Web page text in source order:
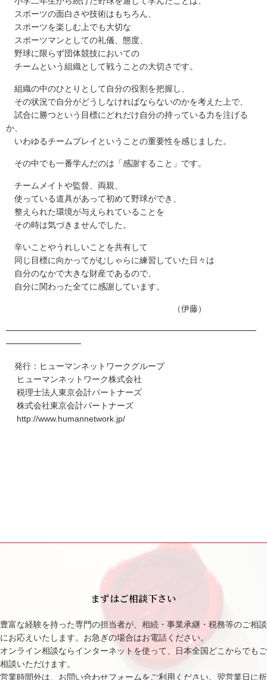
スポーツの面白さや技術はもちろん、
スポーツを楽しむ上でも大切な
スポーツマンとしての礼儀、態度、
野球に限らず団体競技においての
チームという組織として戦うことの大切さです。
組織の中のひとりとして自分の役割を把握し、
その状況で自分がどうしなければならないのかを考えた上で、
試合に勝つという目標にどれだけ自分の持っている力を注げる
か、
いわゆるチームプレイということの重要性を感じました。
その中でも一番学んだのは「感謝すること」です。
チームメイトや監督、両親、
使っている道具があって初めて野球ができ、
整えられた環境が与えられていることを
その時は気づきませんでした。
辛いことやうれしいことを共有して
同じ目標に向かってがむしゃらに練習していた日々は
自分のなかで大きな財産であるので、
自分に関わった全てに感謝しています。
（伊藤）
━━━━━━━━━━━━━━━━━━━━━━━━━━━━━━
━━━━━━━━━
発行：ヒューマンネットワークグループ
ヒューマンネットワーク株式会社
税理士法人東京会計パートナーズ
株式会社東京会計パートナーズ
http://www.humannetwork.jp/
まずはご相談下さい
豊富な経験を持った専門の担当者が、相続・事業承継・税務等のご相談
にお応えいたします。お急ぎの場合はお電話ください。
オンライン相談ならインターネットを使って、日本全国どこからでもご
相談いただけます。
営業時間外は、お問い合わせフォームをご利用ください。翌営業日に折